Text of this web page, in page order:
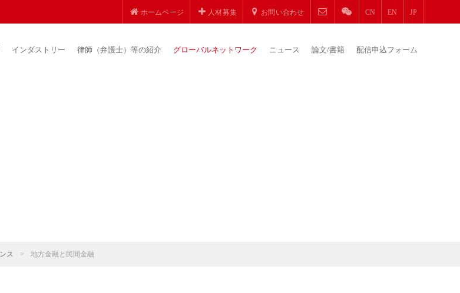
ホームページ 人材募集 お問い合わせ CN EN JP
インダストリー 律師（弁護士）等の紹介 グローバルネットワーク ニュース 論文/書籍 配信申込フォーム
ス > 地方金融と民間金融